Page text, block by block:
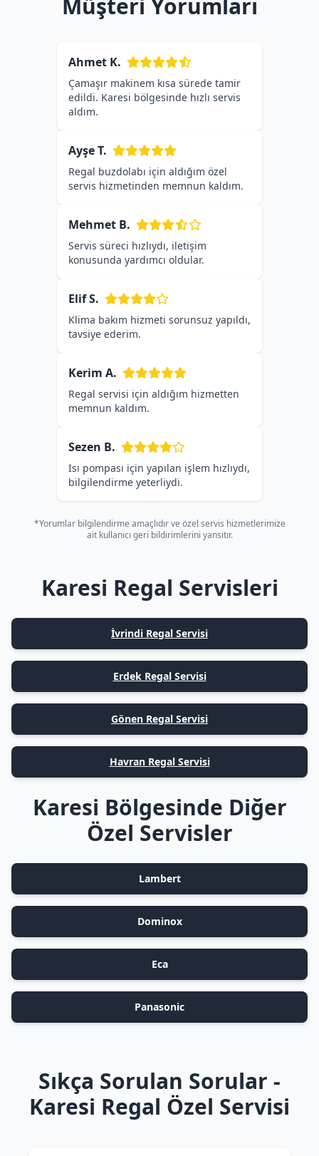
Müşteri Yorumları
Ahmet K.
Çamaşır makinem kısa sürede tamir
edildi. Karesi bölgesinde hızlı servis
aldım.
Ayşe T.
Regal buzdolabı için aldığım özel
servis hizmetinden memnun kaldım.
Mehmet B.
Servis süreci hızlıydı, iletişim
konusunda yardımcı oldular.
Elif S.
Klima bakım hizmeti sorunsuz yapıldı,
tavsiye ederim.
Kerim A.
Regal servisi için aldığım hizmetten
memnun kaldım.
Sezen B.
Isı pompası için yapılan işlem hızlıydı,
bilgilendirme yeterliydi.
*Yorumlar bilgilendirme amaçlıdır ve özel servis hizmetlerimize
ait kullanıcı geri bildirimlerini yansıtır.
Karesi Regal Servisleri
İvrindi Regal Servisi
Erdek Regal Servisi
Gönen Regal Servisi
Havran Regal Servisi
Karesi Bölgesinde Diğer
Özel Servisler
Lambert
Dominox
Eca
Panasonic
Sıkça Sorulan Sorular -
Karesi Regal Özel Servisi